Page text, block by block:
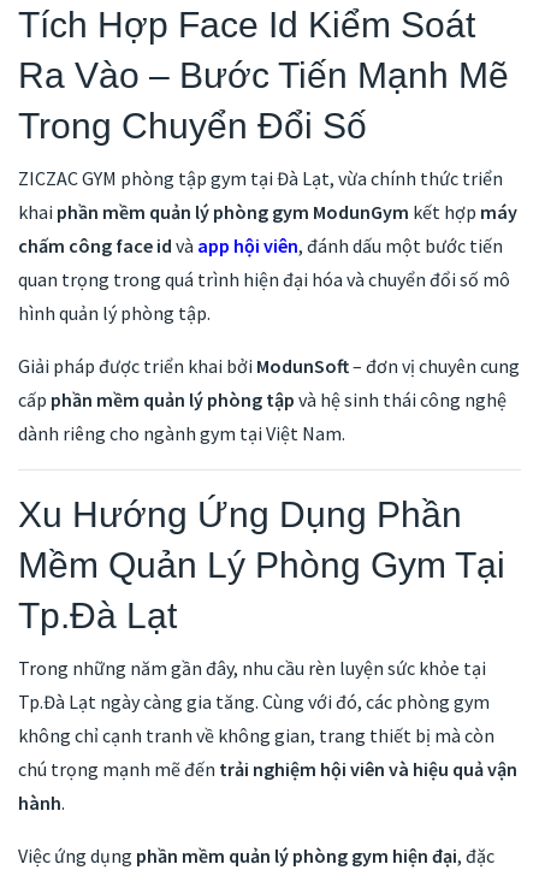
Tích Hợp Face Id Kiểm Soát
Ra Vào – Bước Tiến Mạnh Mẽ
Trong Chuyển Đổi Số
ZICZAC GYM phòng tập gym tại Đà Lạt, vừa chính thức triển
khai phần mềm quản lý phòng gym ModunGym kết hợp máy
chấm công face id và app hội viên, đánh dấu một bước tiến
quan trọng trong quá trình hiện đại hóa và chuyển đổi số mô
hình quản lý phòng tập.
Giải pháp được triển khai bởi ModunSoft– đơn vị chuyên cung
cấp phần mềm quản lý phòng tập và hệ sinh thái công nghệ
dành riêng cho ngành gym tại Việt Nam.
Xu Hướng Ứng Dụng Phần
Mềm Quản Lý Phòng Gym Tại
Tp.Đà Lạt
Trong những năm gần đây, nhu cầu rèn luyện sức khỏe tại
Tp.Đà Lạt ngày càng gia tăng. Cùng với đó, các phòng gym
không chỉ cạnh tranh về không gian, trang thiết bị mà còn
chú trọng mạnh mẽ đến trải nghiệm hội viên và hiệu quả vận
hành.
Việc ứng dụng phần mềm quản lý phòng gym hiện đại, đặc